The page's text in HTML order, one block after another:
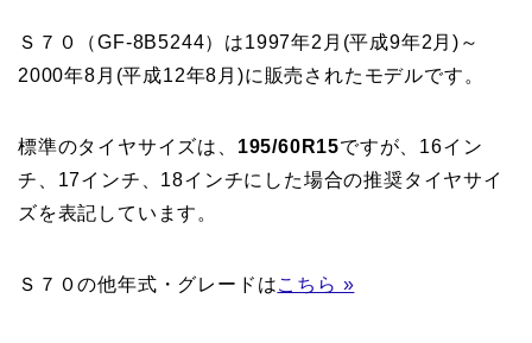
Ｓ７０（GF-8B5244）は1997年2月(平成9年2月)～
2000年8月(平成12年8月)に販売されたモデルです。
標準のタイヤサイズは、 195/60R15ですが、16イン
チ、17インチ、18インチにした場合の推奨タイヤサイ
ズを表記しています。
Ｓ７０の他年式・グレードはこちら »